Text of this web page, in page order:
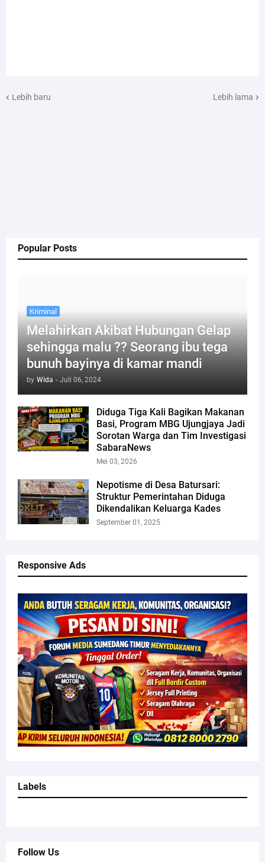
Popular Posts
Kriminal
Melahirkan Akibat Hubungan Gelap
sehingga malu ?? Seorang ibu tega
bunuh bayinya di kamar mandi
by Wida - Juli 06, 2024
Diduga Tiga Kali Bagikan Makanan
Basi, Program MBG Ujungjaya Jadi
Sorotan Warga dan Tim Investigasi
SabaraNews
Mei 03, 2026
Nepotisme di Desa Batursari:
Struktur Pemerintahan Diduga
Dikendalikan Keluarga Kades
September 01, 2025
Responsive Ads
Labels
Lebih baru Lebih lama
Follow Us